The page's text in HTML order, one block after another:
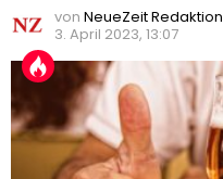
von NeueZeit Redaktion
3. April 2023, 13:07